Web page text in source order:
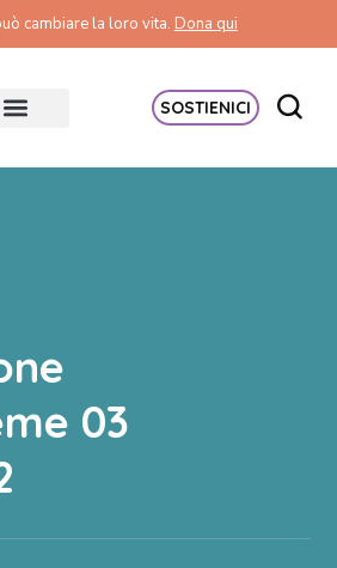
cambiare la loro vita. Dona qui
SOSTIENICI
03